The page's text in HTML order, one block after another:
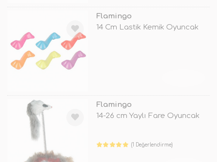
Flamingo
14 Cm Lastik Kemik Oyuncak
Flamingo
14-26 cm Yaylı Fare Oyuncak
(1 Değerlendirme)